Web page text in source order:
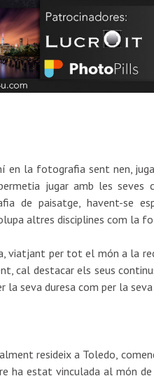
en la fotografia sent nen,
jugar amb les seves
de paisatge, havent-se
altres disciplines com la
viatjant per tot el món a la
cal destacar els seus
la seva duresa com per la
resideix a Toledo,
ha estat vinculada al món